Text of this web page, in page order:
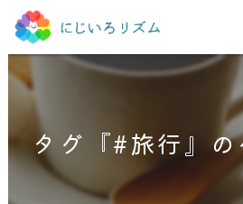
タグ『#旅行』